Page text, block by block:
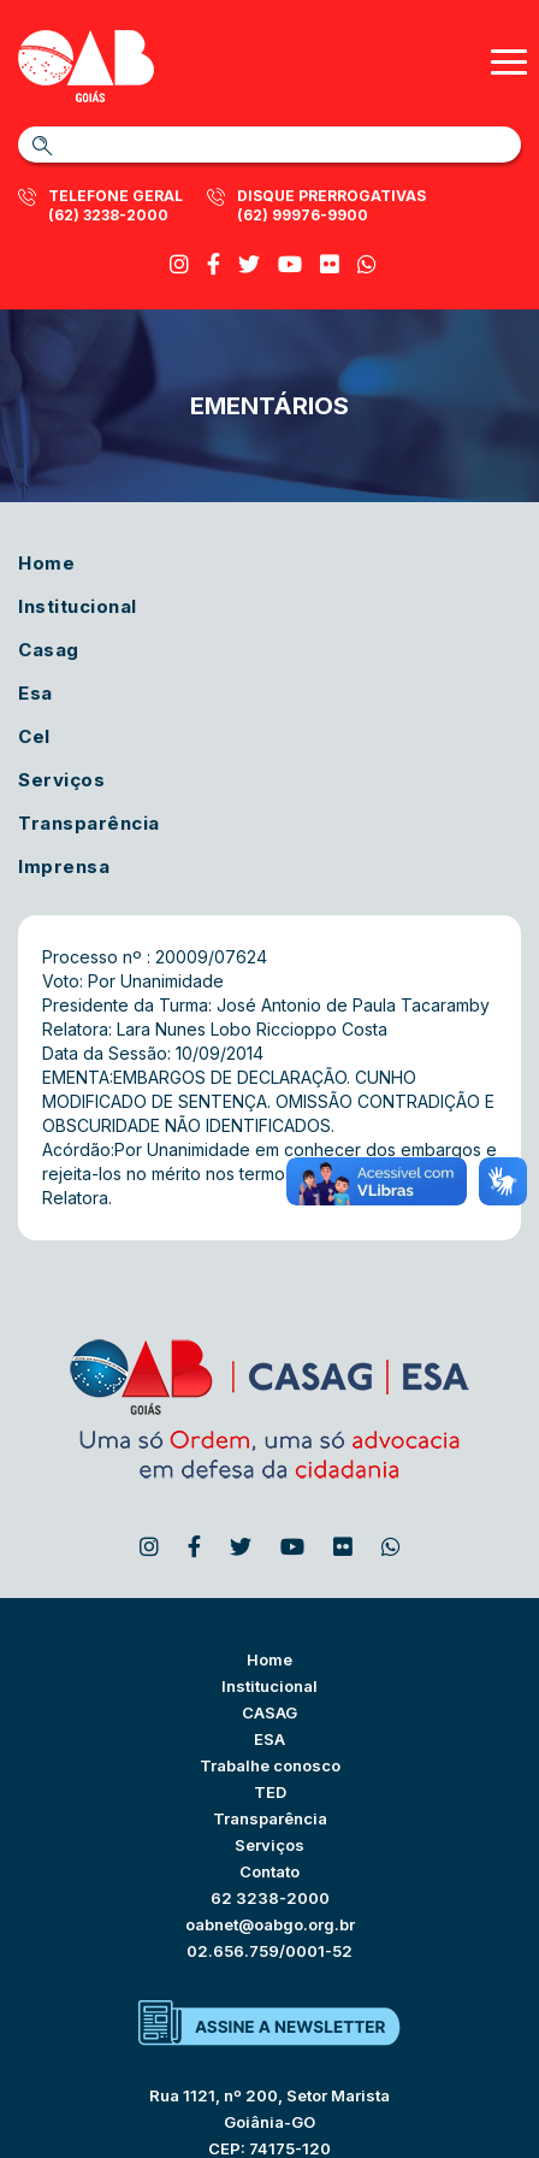
TELEFONE GERAL
(62) 3238-2000
DISQUE PRERROGATIVAS
(62) 99976-9900
EMENTÁRIOS
Home
Institucional
Casag
Esa
Cel
Serviços
Transparência
Imprensa
Processo nº : 20009/07624
Voto: Por Unanimidade
Presidente da Turma: José Antonio de Paula Tacaramby
Relatora: Lara Nunes Lobo Riccioppo Costa
Data da Sessão: 10/09/2014
EMENTA:EMBARGOS DE DECLARAÇÃO. CUNHO
MODIFICADO DE SENTENÇA. OMISSÃO CONTRADIÇÃO E
OBSCURIDADE NÃO IDENTIFICADOS.
Acórdão:Por Unanimidade em conhecer dos embargos e
rejeita-los no mérito nos termos do voto da juíza
Relatora.
Home
Institucional
CASAG
ESA
Trabalhe conosco
TED
Transparência
Serviços
Contato
62 3238-2000
oabnet@oabgo.org.br
02.656.759/0001-52
Rua 1121, nº 200, Setor Marista
Goiânia-GO
CEP: 74175-120